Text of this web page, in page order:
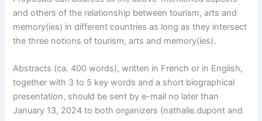
and others of the relationship between tourism, arts and
memory(ies) in different countries as long as they intersect
the three notions of tourism, arts and memory(ies).
Abstracts (ca. 400 words), written in French or in English,
together with 3 to 5 key words and a short biographical
presentation, should be sent by e-mail no later than
January 13, 2024 to both organizers (nathalie.dupont and